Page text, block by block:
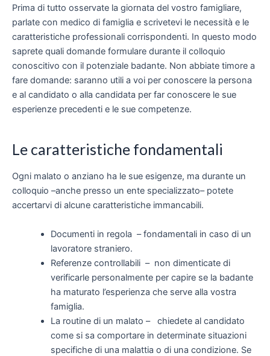
Prima di tutto osservate la giornata del vostro famigliare,
parlate con medico di famiglia e scrivetevi le necessità e le
caratteristiche professionali corrispondenti. In questo modo
saprete quali domande formulare durante il colloquio
conoscitivo con il potenziale badante. Non abbiate timore a
fare domande: saranno utili a voi per conoscere la persona
e al candidato o alla candidata per far conoscere le sue
esperienze precedenti e le sue competenze.
Le caratteristiche fondamentali
Ogni malato o anziano ha le sue esigenze, ma durante un
colloquio –anche presso un ente specializzato– potete
accertarvi di alcune caratteristiche immancabili.
Documenti in regola – fondamentali in caso di un
lavoratore straniero.
Referenze controllabili – non dimenticate di
verificarle personalmente per capire se la badante
ha maturato l’esperienza che serve alla vostra
famiglia.
La routine di un malato – chiedete al candidato
come si sa comportare in determinate situazioni
specifiche di una malattia o di una condizione. Se